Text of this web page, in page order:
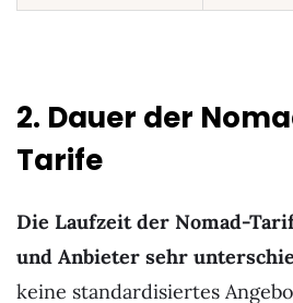
2. Dauer der
Tarife
Die Laufzeit der Nomad-
und Anbieter sehr
keine standardisiertes